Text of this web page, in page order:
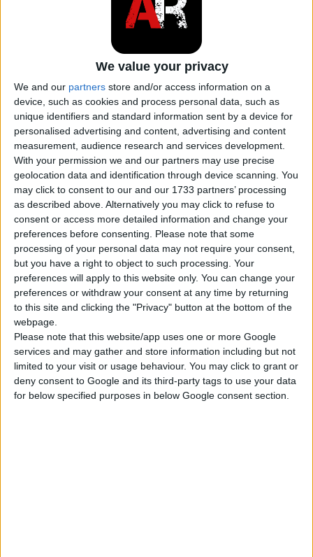
We value your privacy
We and our partners store and/or access information on a
device, such as cookies and process personal data, such as
unique identifiers and standard information sent by a device for
personalised advertising and content, advertising and content
measurement, audience research and services development.
With your permission we and our partners may use precise
geolocation data and identification through device scanning. You
may click to consent to our and our 1733 partners’ processing
as described above. Alternatively you may click to refuse to
consent or access more detailed information and change your
preferences before consenting.
Please note that some
processing of your personal data may not require your consent,
but you have a right to object to such processing. Your
preferences will apply to this website only. You can change your
preferences or withdraw your consent at any time by returning
to this site and clicking the "Privacy" button at the bottom of the
webpage.
Please note that this website/app uses one or more Google
services and may gather and store information including but not
limited to your visit or usage behaviour. You may click to grant or
deny consent to Google and its third-party tags to use your data
for below specified purposes in below Google consent section.
01. 07. 2023
Motore a benzina a iniezione
diretta: come funziona?
Un motore ad accensione comandata con
iniezione diretta di carburante è un tipo di motore
a combustione a pistoni che, a differenza di un
motore a combustione con iniezione di carburante
a punto singolo o multipunto o metodo di
preparazione della miscela con carburatore, non
brucia solo una miscela omogenea.
PER SAPERNE DI PIÙ